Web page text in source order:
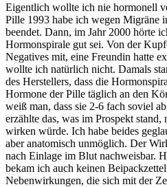
Eigentlich wollte ich nie hormonell
Pille 1993 habe ich wegen Migräne
beendet. Dann, im Jahr 2000 hörte
Hormonspirale gut sei. Von der
Negatives mit, eine Freundin hatte
wollte ich natürlich nicht. Damals
des Herstellers, dass die
Hormone der Pille täglich an den
weiß man, dass sie 2-6 fach soviel
erzählte das, was im Prospekt
wirken würde. Ich habe beides
aber anatomisch unmöglich. Der
nach Einlage im Blut nachweisbar.
bekam ich auch keinen
Nebenwirkungen, die sich mit der